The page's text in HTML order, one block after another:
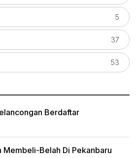
5
37
53
Berdaftar
Membeli-Belah Di Pekanbaru